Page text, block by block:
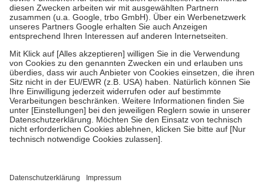
Zuzahlung zehn Prozent der Kosten sowie zehn Euro je
Verordnung.
Um das Engagement der Versicherten für ihre eigene Gesundheit zu
stärken und die besondere Stellung der Familie zu unterstützen,
fallenkeine Zuzahlungenan bei:
• Kindern und Jugendlichen bis zum vollendeten 18. Lebensjahr
mit Ausnahme der Fahrkosten
• Untersuchungen zur Vorsorge und Früherkennung, die von der
GKV getragen werden
• empfohlenen Schutzimpfungen
• Harn- und Blutteststreifen
getroffen, um sicherzustellen, dass es sich um echte Bewertungen